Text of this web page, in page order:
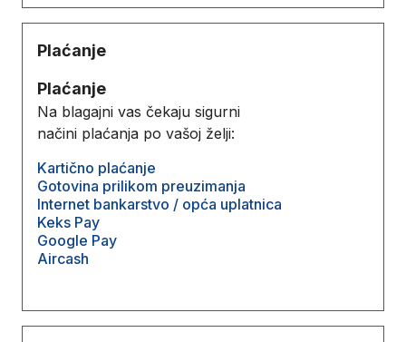
Plaćanje
Plaćanje
Na blagajni vas čekaju sigurni
načini plaćanja po vašoj želji:
Kartično plaćanje
Gotovina prilikom preuzimanja
Internet bankarstvo / opća uplatnica
Keks Pay
Google Pay
Aircash